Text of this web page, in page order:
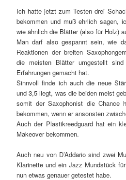
Ich hatte jetzt zum Testen drei
bekommen und muß ehrlich sagen,
wie ähnlich die Blätter (also für Holz)
Man darf also gespannt sein, wie
Reaktionen der breiten
die meisten Blätter umgestellt
Erfahrungen gemacht hat.
Sinnvoll finde ich auch die neue
und 3,5 liegt, was die beiden meist
somit der Saxophonist die Chance
bekommen, wenn er ansonsten
Auch der Plastikreedguard hat ein
Makeover bekommen.
Auch neu von D’Addario sind zwei
Klarinette und ein Jazz Mundstück
nun etwas genauer getestet habe.